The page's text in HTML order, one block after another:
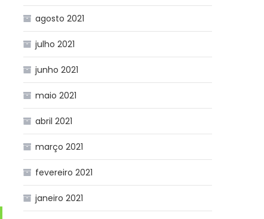
agosto 2021
julho 2021
junho 2021
maio 2021
abril 2021
março 2021
fevereiro 2021
janeiro 2021